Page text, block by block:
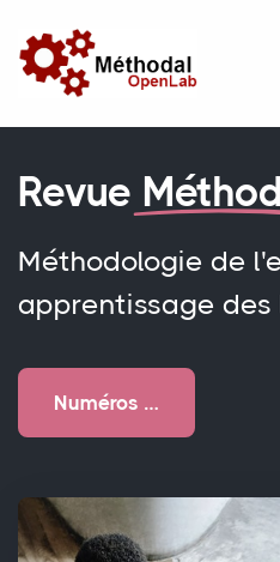
Revue
Méthodologie de
apprentissage des
Numéros …